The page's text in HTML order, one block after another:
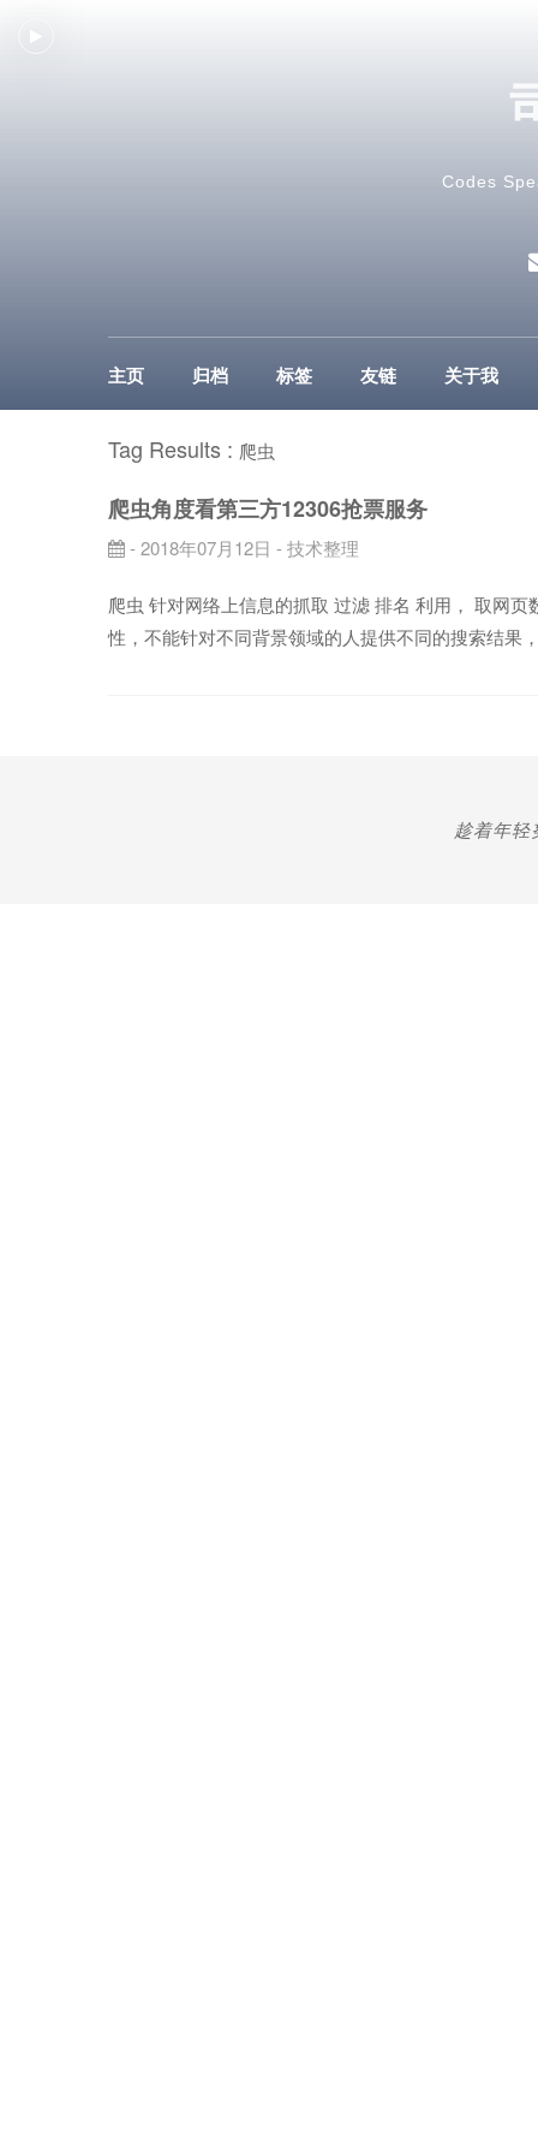
Codes
主页 归档 标签 友链 关于我
Tag Results : 爬虫
爬虫角度看第三方12306抢票服务
- 2018年07月12日 -技术整理
爬虫 针对网络上信息的抓取 过滤 排名 利用， 取网
性，不能针对不同背景领域的人提供不同的搜索结果
趁着年轻